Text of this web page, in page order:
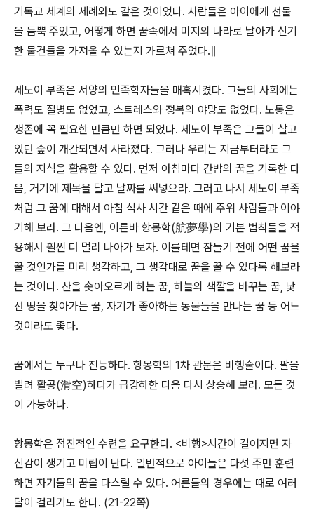
기독교 세계의 세례와도 같은 것이었다. 사람들은 아이에게 선물
을 듬뿍 주었고, 어떻게 하면 꿈속에서 미지의 나라로 날아가 신기
한 물건들을 가져올 수 있는지 가르쳐 주었다.∥
세노이 부족은 서양의 민족학자들을 매혹시켰다. 그들의 사회에는
폭력도 질병도 없었고, 스트레스와 정복의 야망도 없었다. 노동은
생존에 꼭 필요한 만큼만 하면 되었다. 세노이 부족은 그들이 살고
있던 숲이 개간되면서 사라졌다. 그러나 우리는 지금부터라도 그
들의 지식을 활용할 수 있다. 먼저 아침마다 간밤의 꿈을 기록한 다
음, 거기에 제목을 달고 날짜를 써넣으라. 그러고 나서 세노이 부족
처럼 그 꿈에 대해서 아침 식사 시간 같은 때에 주위 사람들과 이야
기해 보라. 그 다음엔, 이른바 항몽학(航夢學)의 기본 법칙들을 적
용해서 훨씬 더 멀리 나아가 보자. 이를테면 잠들기 전에 어떤 꿈을
꿀 것인가를 미리 생각하고, 그 생각대로 꿈을 꿀 수 있다록 해보라
는 것이다. 산을 솟아오르게 하는 꿈, 하늘의 색깔을 바꾸는 꿈, 낯
선 땅을 찾아가는 꿈, 자기가 좋아하는 동물들을 만나는 꿈 등 어느
것이라도 좋다.
꿈에서는 누구나 전능하다. 항몽학의 1차 관문은 비행술이다. 팔을
벌려 활공(滑空)하다가 급강하한 다음 다시 상승해 보라. 모든 것
이 가능하다.
항몽학은 점진적인 수련을 요구한다. <비행>시간이 길어지면 자
신감이 생기고 미립이 난다. 일반적으로 아이들은 다섯 주만 훈련
하면 자기들의 꿈을 다스릴 수 있다. 어른들의 경우에는 때로 여러
달이 걸리기도 한다. (21-22쪽)